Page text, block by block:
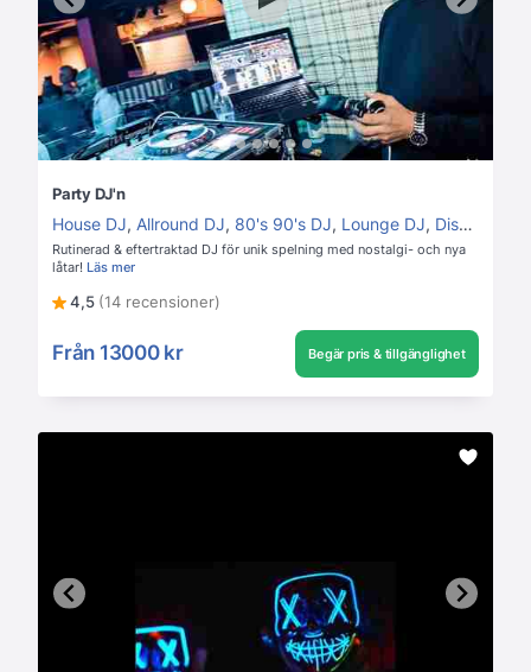
Party DJ'n
House DJ, Allround DJ, 80's 90's DJ, Lounge DJ, Disco DJ
Rutinerad & eftertraktad DJ för unik spelning med nostalgi- och nya
låtar! Läs mer
4,5 (14 recensioner)
Från 13000 kr Begär pris & tillgänglighet